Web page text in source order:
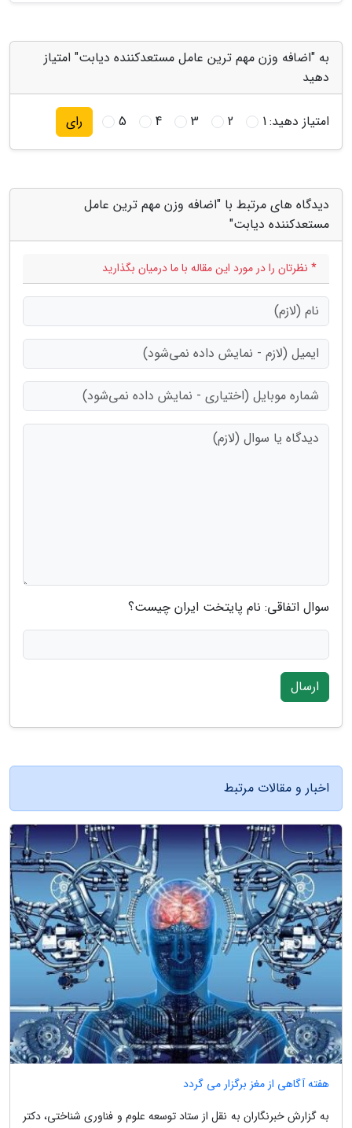
به "اضافه وزن مهم ترین عامل مستعدکننده دیابت" امتیاز
دهید
امتیاز دهید:1
2
3
4
5 رای
دیدگاه های مرتبط با "اضافه وزن مهم ترین عامل
مستعدکننده دیابت"
* نظرتان را در مورد این مقاله با ما درمیان بگذارید
سوال اتفاقی: نام پایتخت ایران چیست؟
ارسال
اخبار و مقالات مرتبط
هفته آگاهی از مغز برگزار می گردد
به گزارش خبرنگاران به نقل از ستاد توسعه علوم و فناوری شناختی، دکتر